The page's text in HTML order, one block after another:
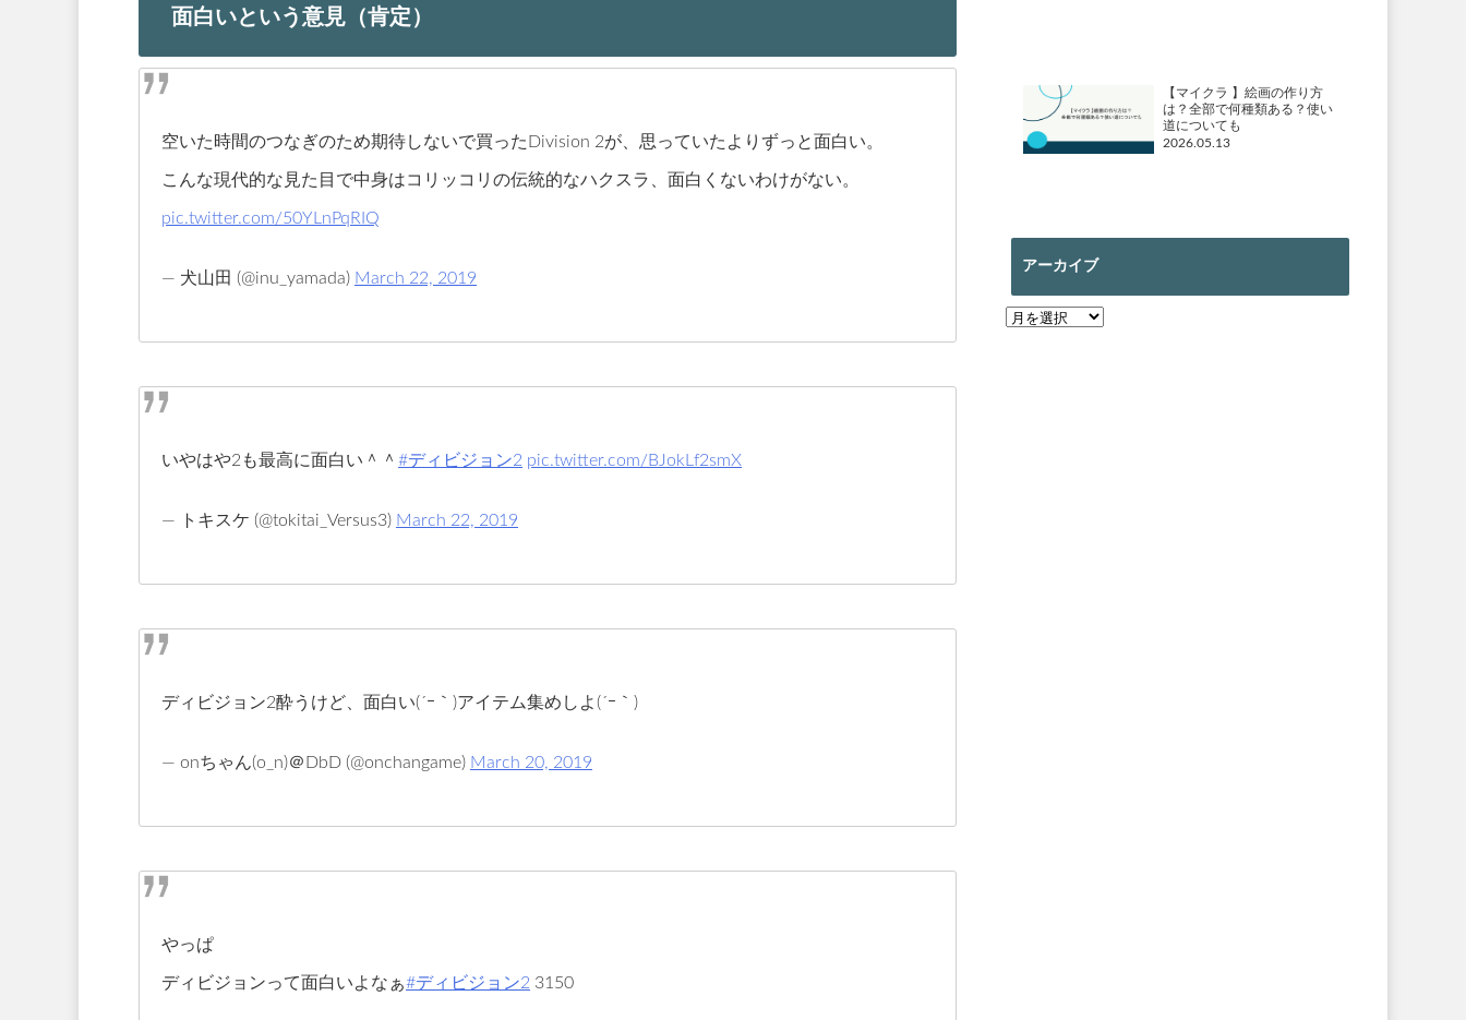
面白いという意見（肯定）
空いた時間のつなぎのため期待しないで買ったDivision 2が、思っていたよりずっと面白い。
こんな現代的な見た目で中身はコリッコリの伝統的なハクスラ、面白くないわけがない。
pic.twitter.com/50YLnPqRIQ
— 犬山田 (@inu_yamada) March 22, 2019
いやはや2も最高に面白い＾＾ #ディビジョン2 pic.twitter.com/BJokLf2smX
— トキスケ (@tokitai_Versus3) March 22, 2019
ディビジョン2酔うけど、面白い(´ｰ｀)アイテム集めしよ(´ｰ｀)
— onちゃん(o_n)＠DbD (@onchangame) March 20, 2019
やっぱ
ディビジョンって面白いよなぁ#ディビジョン2 3150
【マイクラ 】絵画の作り方
は？全部で何種類ある？使い
道についても
2026.05.13
アーカイブ
ア